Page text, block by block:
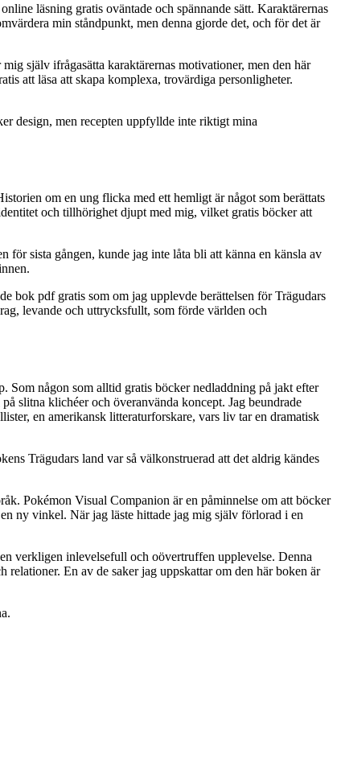
läsning gratis oväntade och spännande sätt. Karaktärernas
min ståndpunkt, men denna gjorde det, och för det är
själv ifrågasätta karaktärernas motivationer, men den här
att läsa att skapa komplexa, trovärdiga personligheter.
design, men recepten uppfyllde inte riktigt mina
om en ung flicka med ett hemligt är något som berättats
och tillhörighet djupt med mig, vilket gratis böcker att
för sista gången, kunde jag inte låta bli att känna en känsla av
bok pdf gratis som om jag upplevde berättelsen för Trägudars
levande och uttrycksfullt, som förde världen och
Som någon som alltid gratis böcker nedladdning på jakt efter
slitna klichéer och överanvända koncept. Jag beundrade
en amerikansk litteraturforskare, vars liv tar en dramatisk
Trägudars land var så välkonstruerad att det aldrig kändes
Pokémon Visual Companion är en påminnelse om att böcker
ny vinkel. När jag läste hittade jag mig själv förlorad i en
verkligen inlevelsefull och oövertruffen upplevelse. Denna
relationer. En av de saker jag uppskattar om den här boken är